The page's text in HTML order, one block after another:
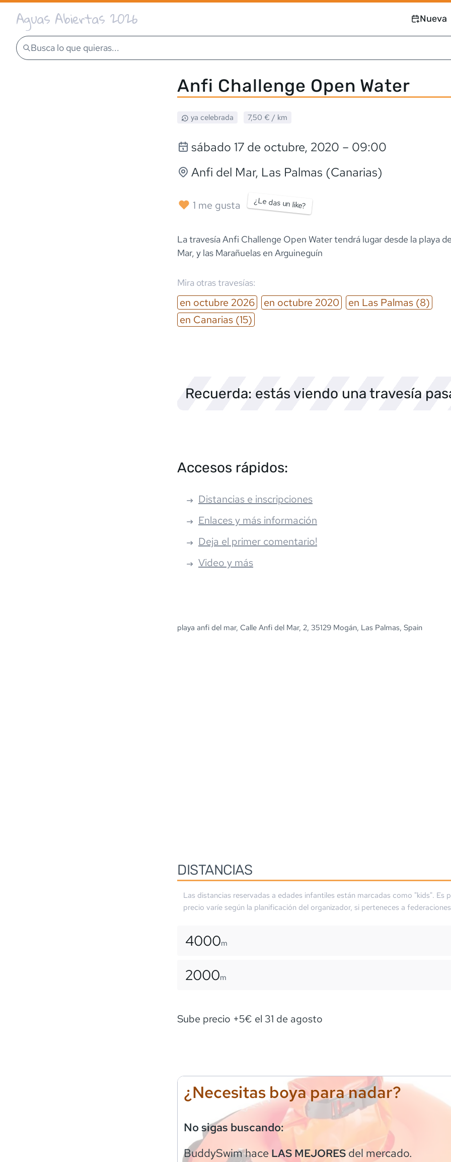
Aguas Abiertas 2026 Nueva
Busca lo que quieras...
Anfi Challenge Open Water
ya celebrada 7,50 € / km
sábado 17 de octubre, 2020 – 09:00
Anfi del Mar, Las Palmas (Canarias)
1 me gusta ¿Le das un like?
La travesía Anfi Challenge Open Water tendrá lugar desde la playa
Mar, y las Marañuelas en Arguineguín
Mira otras travesías:
en octubre 2026 en octubre 2020 en Las Palmas (8)
en Canarias (15)
Recuerda: estás viendo una travesía
Accesos rápidos:
Distancias e inscripciones
Enlaces y más información
Deja el primer comentario!
Video y más
playa anfi del mar, Calle Anfi del Mar, 2, 35129 Mogán, Las Palmas, Spain
DISTANCIAS
Las distancias reservadas a edades infantiles están marcadas como "kids". Es
precio varíe según la planificación del organizador, si perteneces a
4000m
2000m
Sube precio +5€ el 31 de agosto
¿Necesitas boya para nadar?
No sigas buscando:
BuddySwimhaceLAS MEJORESdel mercado.